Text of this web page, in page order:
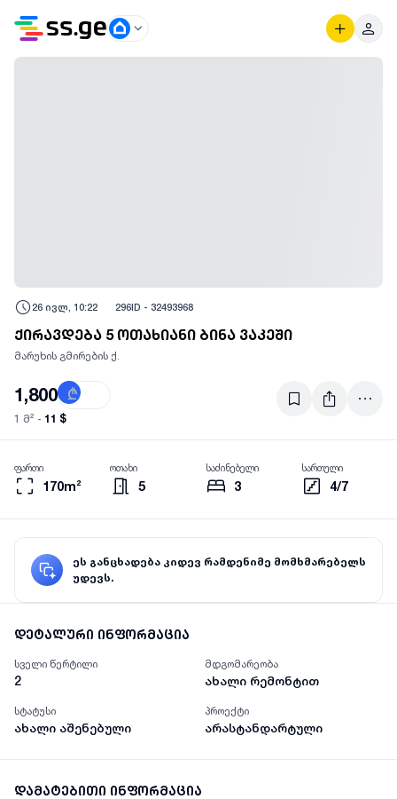
26 ივლ, 10:22 296ID - 32493968
ქირავდება 5 ოთახიანი ბინა ვაკეში
მარუხის გმირების ქ.
1,800 ₾
1 მ² - 11 $
170m²
ფართი
5
ოთახი
3
საძინებელი
4/7
სართული
ეს განცხადება კიდევ რამდენიმე მომხმარებელს
უდევს.
დეტალური ინფორმაცია
სველი წერტილი
2
მდგომარეობა
ახალი რემონტით
სტატუსი
ახალი აშენებული
პროექტი
არასტანდარტული
დამატებითი ინფორმაცია